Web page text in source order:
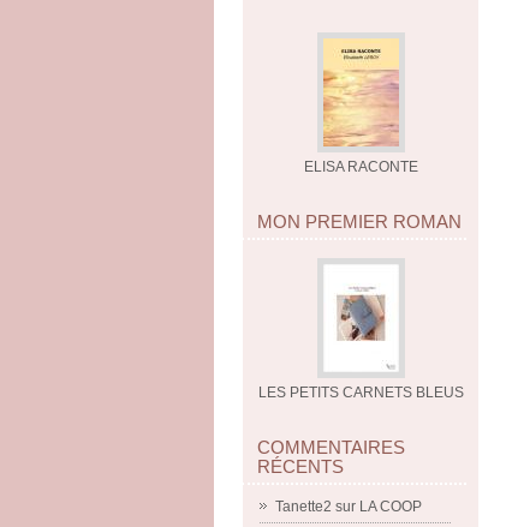
ELISA RACONTE
MON PREMIER ROMAN
LES PETITS CARNETS BLEUS
COMMENTAIRES
RÉCENTS
Tanette2 sur LA COOP